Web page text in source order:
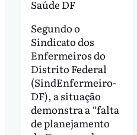
Saúde DF
Segundo o
Sindicato dos
Enfermeiros do
Distrito Federal
(SindEnfermeiro-
DF), a situação
demonstra a “falta
de planejamento